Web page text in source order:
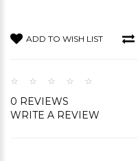
ADD TO WISH LIST
0 REVIEWS
WRITE A REVIEW